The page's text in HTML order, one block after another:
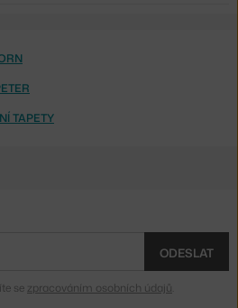
TAPETY
ODESLAT
se zpracováním osobních údajů